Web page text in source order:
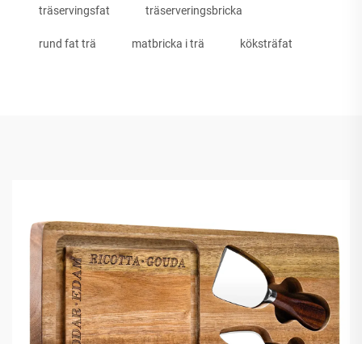
träservingsfat träserveringsbricka
rund fat trä matbricka i trä köksträfat